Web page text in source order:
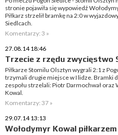
stronie pojawiła się wypowiedź
Piłkarz strzelił bramkę na 2:0 w
Siedlcach.
Komentarzy: 3 »
27.08.14 18:46
Trzecie z rzędu zwycięstwo
Piłkarze Stomilu Olsztyn wygrali 2:1 z
trzymali drugie miejsce w I lidze. Bramki
zespołu strzelali: Piotr Darmochwał oraz
Kowal.
Komentarzy: 37 »
29.07.14 13:13
Wołodymyr Kowal